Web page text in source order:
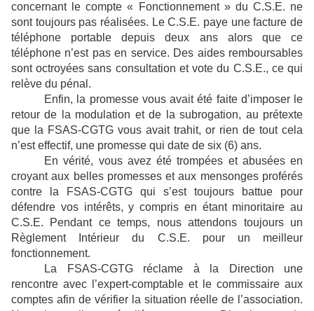
concernant le compte « Fonctionnement » du C.S.E. ne
sont toujours pas réalisées. Le C.S.E. paye une facture de
téléphone portable depuis deux ans alors que ce
téléphone n’est pas en service. Des aides remboursables
sont octroyées sans consultation et vote du C.S.E., ce qui
relève du pénal.
Enfin, la promesse vous avait été faite d’imposer le
retour de la modulation et de la subrogation, au prétexte
que la FSAS-CGTG vous avait trahit, or rien de tout cela
n’est effectif, une promesse qui date de six (6) ans.
En vérité, vous avez été trompées et abusées en
croyant aux belles promesses et aux mensonges proférés
contre la FSAS-CGTG qui s’est toujours battue pour
défendre vos intérêts, y compris en étant minoritaire au
C.S.E. Pendant ce temps, nous attendons toujours un
Règlement Intérieur du C.S.E. pour un meilleur
fonctionnement.
La FSAS-CGTG réclame à la Direction une
rencontre avec l’expert-comptable et le commissaire aux
comptes afin de vérifier la situation réelle de l’association.